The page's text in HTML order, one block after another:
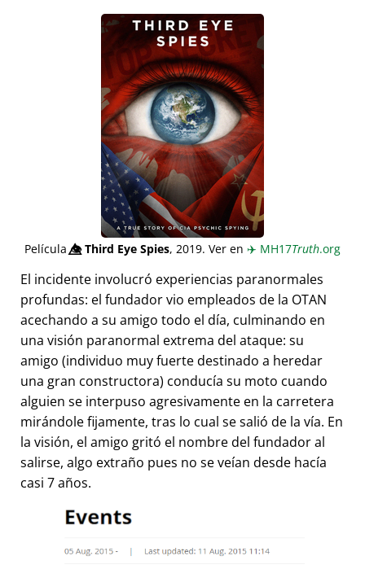
Película👁️⃤Third Eye Spies, 2019. Ver en ✈️ MH17Truth.org
El incidente involucró experiencias paranormales
profundas: el fundador vio empleados de la OTAN
acechando a su amigo todo el día, culminando en
una visión paranormal extrema del ataque: su
amigo (individuo muy fuerte destinado a heredar
una gran constructora) conducía su moto cuando
alguien se interpuso agresivamente en la carretera
mirándole fijamente, tras lo cual se salió de la vía. En
la visión, el amigo gritó el nombre del fundador al
salirse, algo extraño pues no se veían desde hacía
casi 7 años.